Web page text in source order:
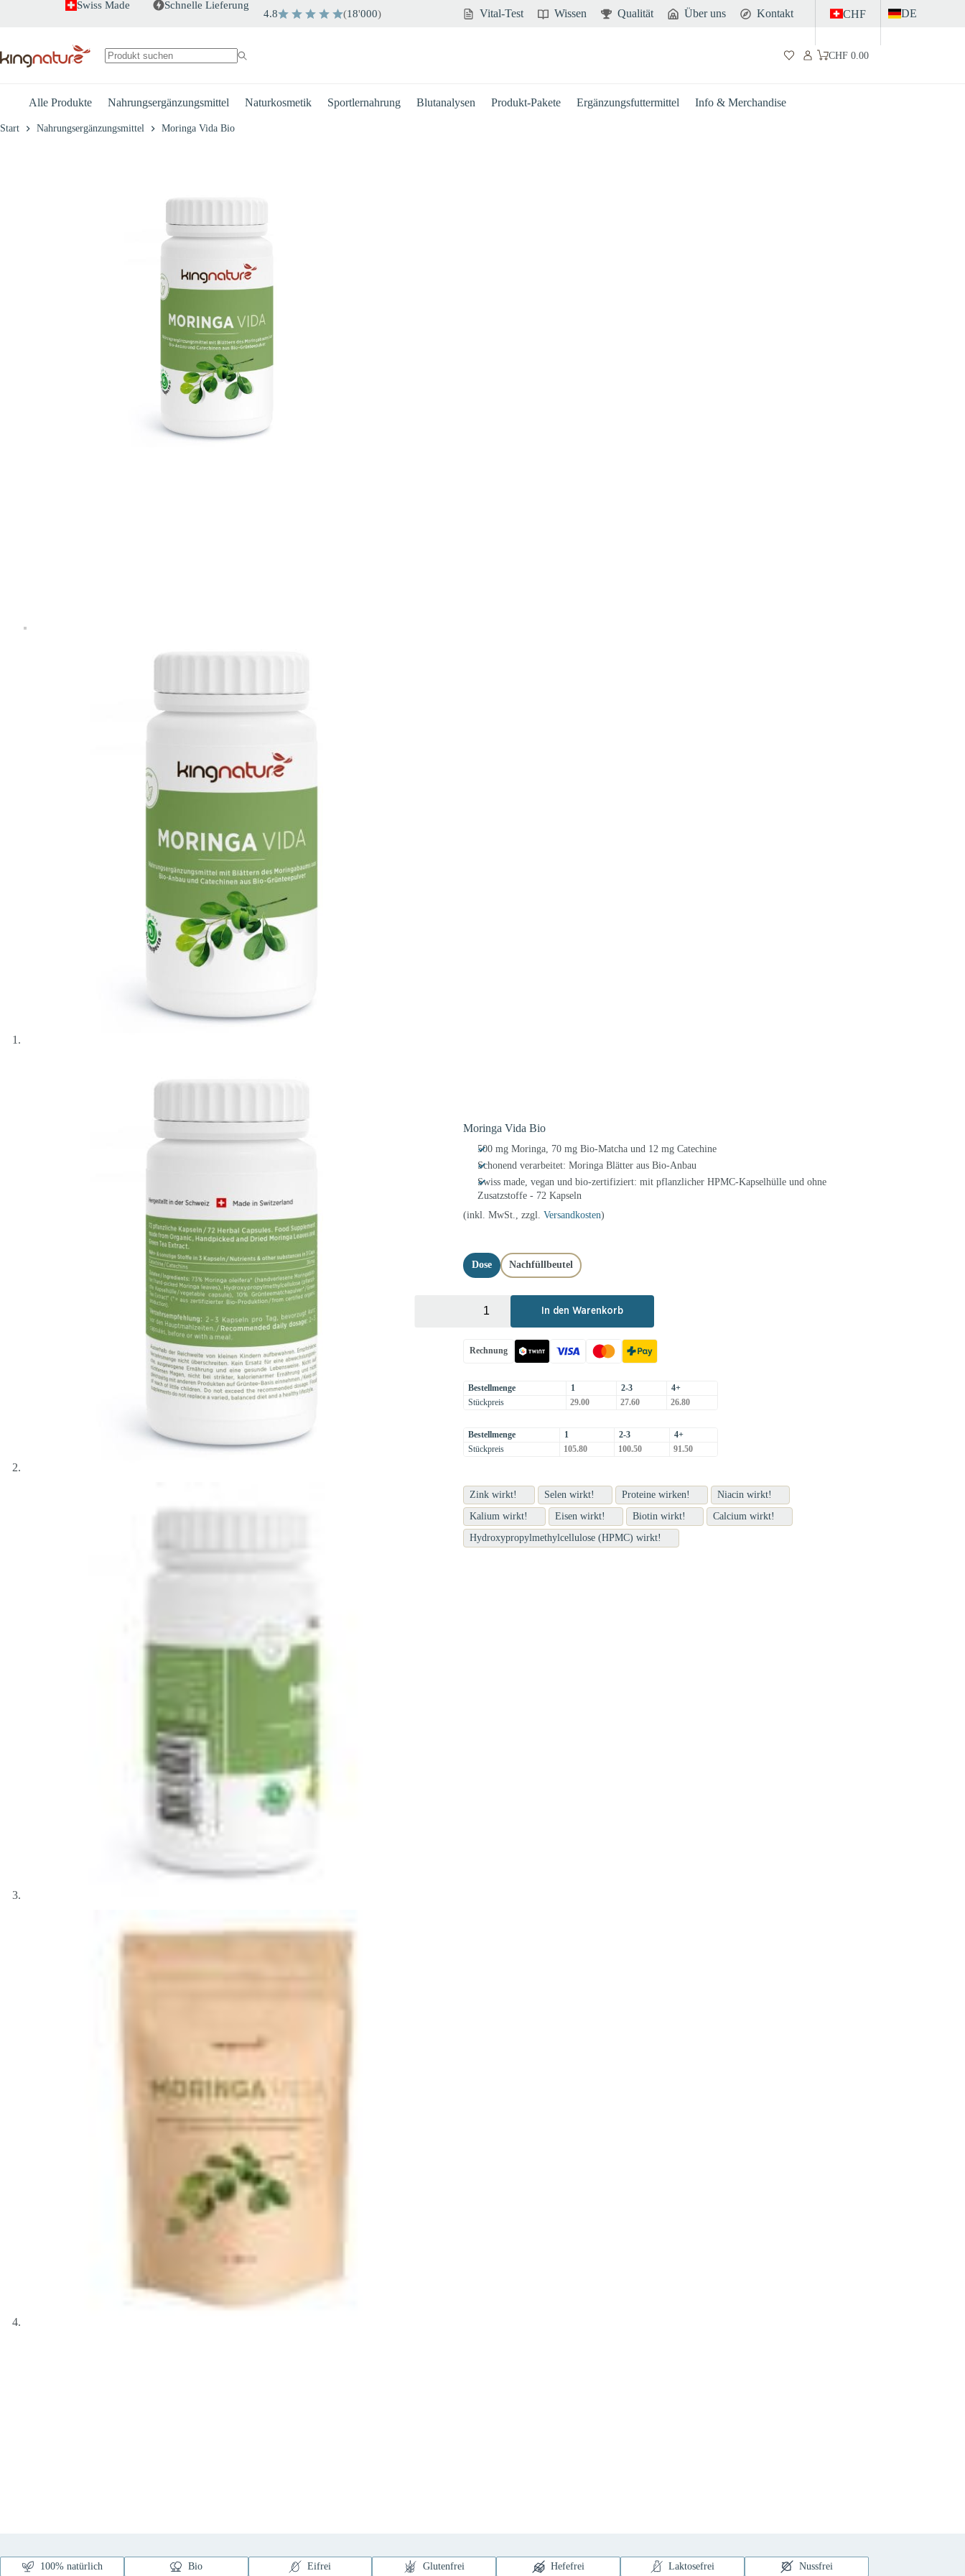
105.80
Swiss Made Schnelle Lieferung
4.8 (18'000) Vital-Test Wissen Qualität Über uns Kontakt CHF DE
Warenkorb
CHF0.00
Alle Produkte Nahrungsergänzungsmittel Naturkosmetik Sportlernahrung Blutanalysen Produkt-Pakete Ergänzungsfuttermittel Info & Merchandise
Start Nahrungsergänzungsmittel Moringa Vida Bio
Moringa Vida Bio
500 mg Moringa, 70 mg Bio-Matcha und 12 mg Catechine
Schonend verarbeitet: Moringa Blätter aus Bio-Anbau
Swiss made, vegan und bio-zertifiziert: mit pflanzlicher HPMC-Kapselhülle und ohne
Zusatzstoffe - 72 Kapseln
(inkl. MwSt., zzgl. Versandkosten)
Dose Nachfüllbeutel
In den Warenkorb
Rechnung
Bestellmenge 1 2-3
4+
Stückpreis
29.00 27.60 26.80
Bestellmenge 1 2-3
4+
Stückpreis
105.80 100.50 91.50
Zink wirkt! Selen wirkt! Proteine wirken!
Niacin wirkt!
Kalium wirkt!
Eisen wirkt! Biotin wirkt!
Calcium wirkt!
Hydroxypropylmethylcellulose (HPMC) wirkt!
100% natürlich Bio Eifrei Glutenfrei Hefefrei Laktosefrei Nussfrei